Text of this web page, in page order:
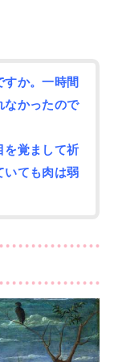
すか。一時間
なかったので
を覚まして祈
いても肉は弱